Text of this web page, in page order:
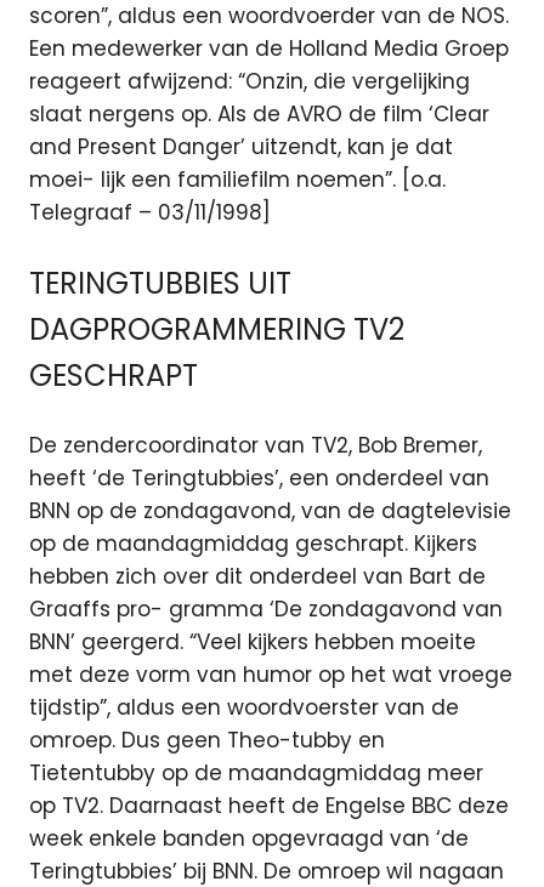
scoren”, aldus een woordvoerder van de NOS.
Een medewerker van de Holland Media Groep
reageert afwijzend: “Onzin, die vergelijking
slaat nergens op. Als de AVRO de film ‘Clear
and Present Danger’ uitzendt, kan je dat
moei- lijk een familiefilm noemen”. [o.a.
Telegraaf – 03/11/1998]
TERINGTUBBIES UIT
DAGPROGRAMMERING TV2
GESCHRAPT
De zendercoordinator van TV2, Bob Bremer,
heeft ‘de Teringtubbies’, een onderdeel van
BNN op de zondagavond, van de dagtelevisie
op de maandagmiddag geschrapt. Kijkers
hebben zich over dit onderdeel van Bart de
Graaffs pro- gramma ‘De zondagavond van
BNN’ geergerd. “Veel kijkers hebben moeite
met deze vorm van humor op het wat vroege
tijdstip”, aldus een woordvoerster van de
omroep. Dus geen Theo-tubby en
Tietentubby op de maandagmiddag meer
op TV2. Daarnaast heeft de Engelse BBC deze
week enkele banden opgevraagd van ‘de
Teringtubbies’ bij BNN. De omroep wil nagaan